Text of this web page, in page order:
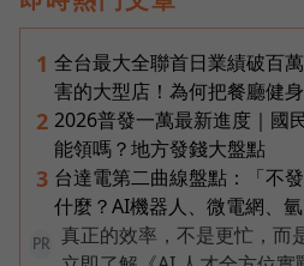
1 全台最大全聯首日業績破百
害的大型店！為何把餐廳健
2 2026普發一萬最新進度｜國
能領嗎？地方發錢大盤點
3 台達電第二曲線盤點：「不
什麼？AI機器人、微電網、
PR
真正的效率，不是更忙，而